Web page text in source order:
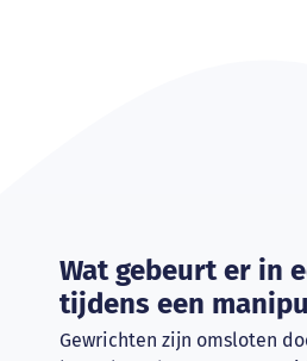
Wat gebeurt er in
tijdens een
Gewrichten zijn omsloten